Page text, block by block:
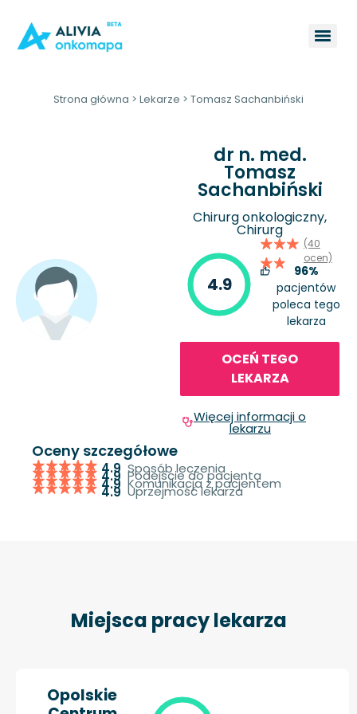
Strona główna > Lekarze > Tomasz Sachanbiński
dr n. med.
Tomasz
Sachanbiński
Chirurg onkologiczny,
Chirurg
4.9
(40
ocen)
96%
pacjentów
poleca tego
lekarza
OCEŃ TEGO
LEKARZA
Więcej informacji o
lekarzu
Oceny szczegółowe
4.9 Sposób leczenia
4.9 Podejście do pacjenta
4.9 Komunikacja z pacjentem
4.9 Uprzejmość lekarza
Miejsca pracy lekarza
Opolskie